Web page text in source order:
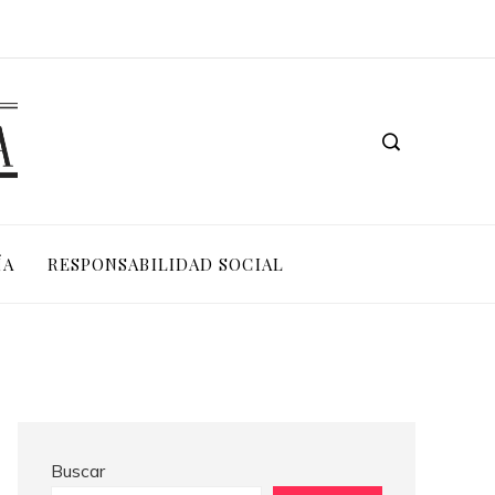
RESPONSABILIDAD SOCIAL
Buscar